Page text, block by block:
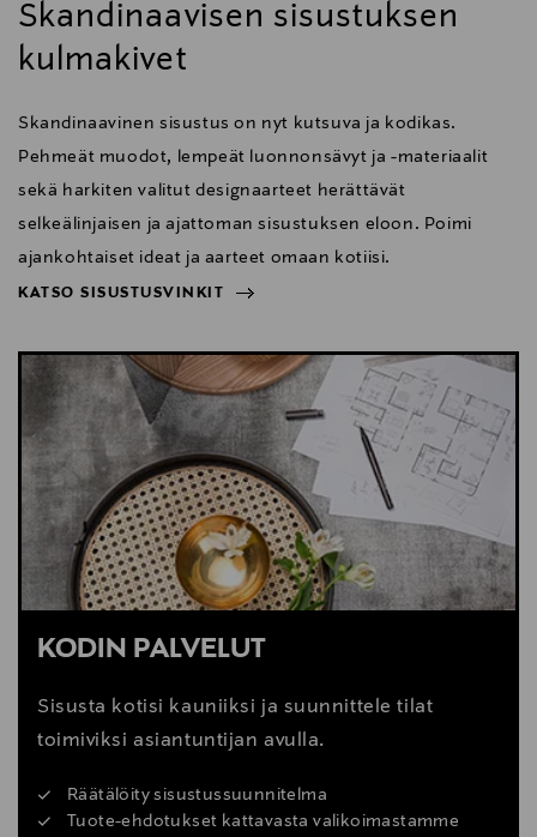
Skandinaavisen sisustuksen
kulmakivet
Skandinaavinen sisustus on nyt kutsuva ja kodikas.
Pehmeät muodot, lempeät luonnonsävyt ja -materiaalit
sekä harkiten valitut designaarteet herättävät
selkeälinjaisen ja ajattoman sisustuksen eloon. Poimi
ajankohtaiset ideat ja aarteet omaan kotiisi.
KATSO SISUSTUSVINKIT
KATSO SISUSTUSVINKIT
KODIN PALVELUT
Sisusta kotisi kauniiksi ja suunnittele tilat
toimiviksi asiantuntijan avulla.
Räätälöity sisustussuunnitelma
Tuote-ehdotukset kattavasta valikoimastamme